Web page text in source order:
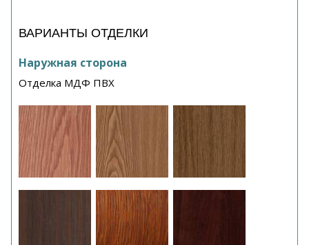
ВАРИАНТЫ ОТДЕЛКИ
Наружная сторона
Отделка МДФ ПВХ